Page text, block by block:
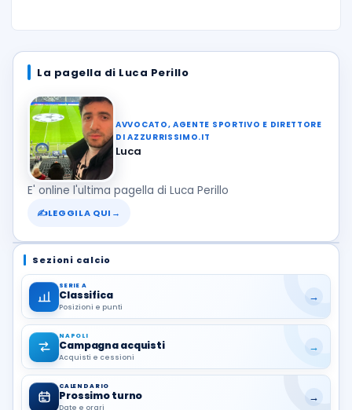
La pagella di Luca Perillo
AVVOCATO, AGENTE SPORTIVO E DIRETTORE
DI AZZURRISSIMO.IT
Luca
E' online l'ultima pagella di Luca Perillo
✍LEGGILA QUI →
Sezioni calcio
SERIE A
Classifica
Posizioni e punti
→
NAPOLI
Campagna acquisti
Acquisti e cessioni
→
CALENDARIO
Prossimo turno
Date e orari
→